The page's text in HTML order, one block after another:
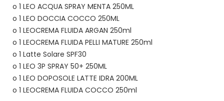
o 1 LEO ACQUA SPRAY MENTA 250ML
o 1 LEO DOCCIA COCCO 250ML
o 1 LEOCREMA FLUIDA ARGAN 250ml
o 1 LEOCREMA FLUIDA PELLI MATURE 250ml
o 1 Latte Solare SPF30
o 1 LEO 3P SPRAY 50+ 250ML
o 1 LEO DOPOSOLE LATTE IDRA 200ML
o 1 LEOCREMA FLUIDA COCCO 250ml